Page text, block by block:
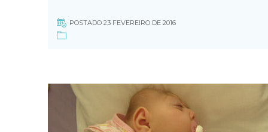
POSTADO 23 FEVEREIRO DE 2016